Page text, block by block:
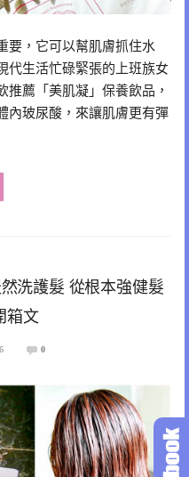
要，它可以幫肌膚抓住水
代生活忙碌緊張的上班族女
推薦「美肌凝」保養飲品，
內玻尿酸，來讓肌膚更有彈
洗護髮 從根本強健髮
箱文
0